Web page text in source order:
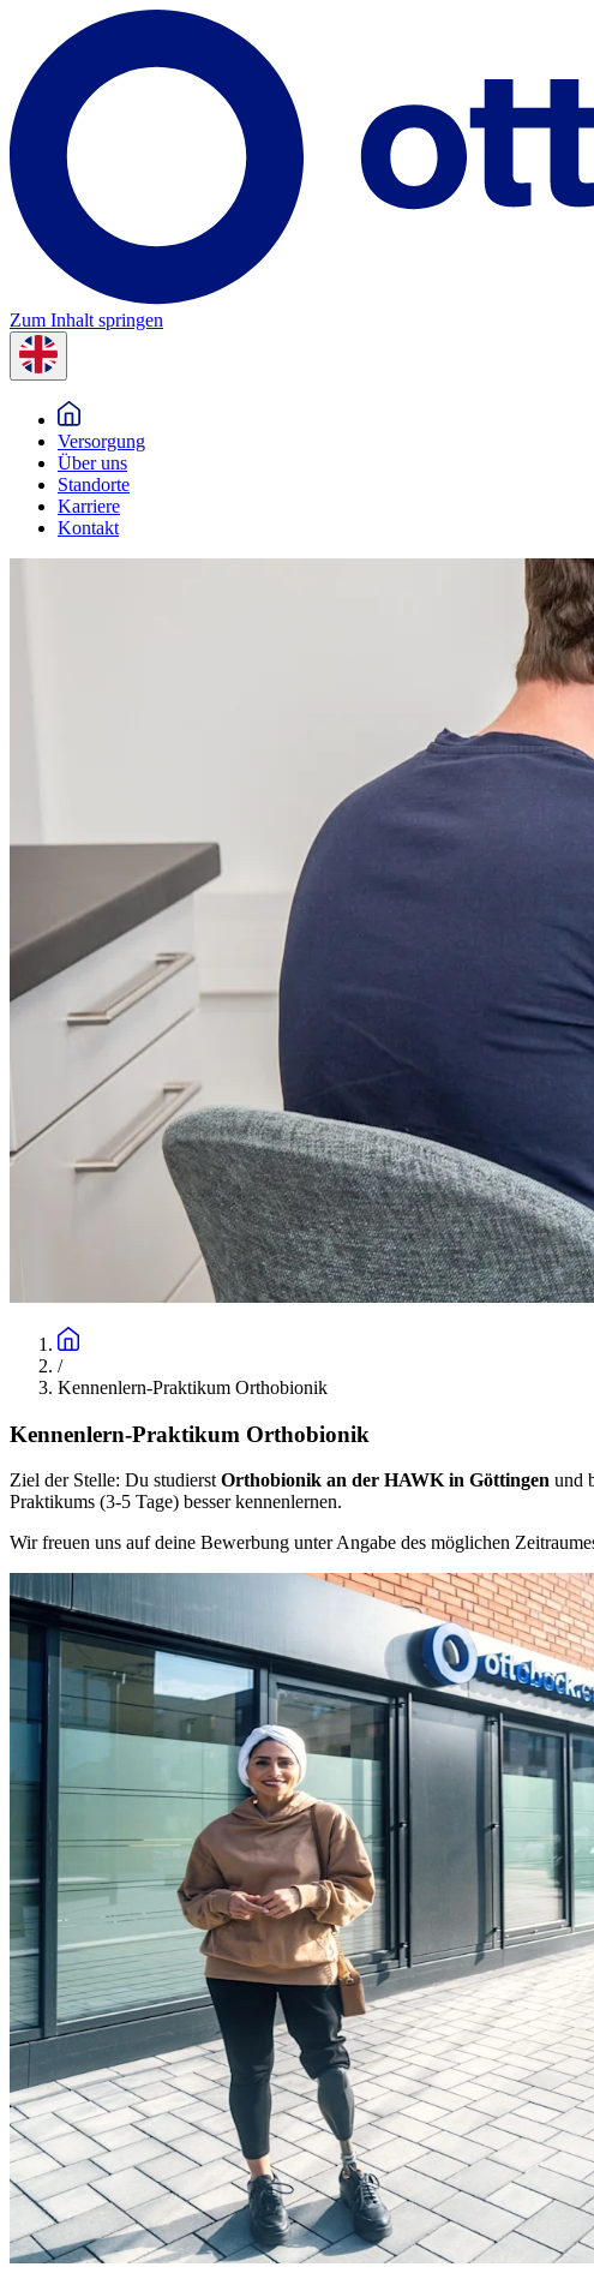
Zum Inhalt springen
Versorgung
Über uns
Standorte
Karriere
Kontakt
/
Kennenlern-Praktikum Orthobionik
Kennenlern-Praktikum Orthobionik
Ziel der Stelle: Du studierst Orthobionik an der HAWK in Göttingen und
Praktikums (3-5 Tage) besser kennenlernen.
Wir freuen uns auf deine Bewerbung unter Angabe des möglichen